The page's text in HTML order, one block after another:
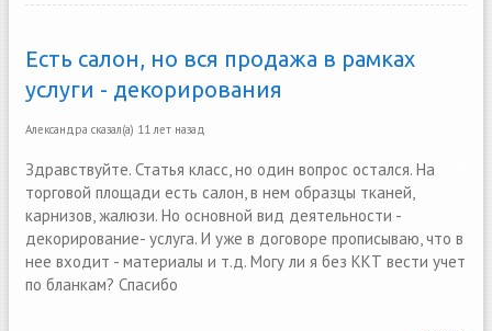
Есть салон, но вся продажа в рамках
услуги - декорирования
Александра сказал(а) 11 лет назад
Здравствуйте. Статья класс, но один вопрос остался. На
торговой площади есть салон, в нем образцы тканей,
карнизов, жалюзи. Но основной вид деятельности -
декорирование- услуга. И уже в договоре прописываю, что в
нее входит - материалы и т.д. Могу ли я без ККТ вести учет
по бланкам? Спасибо